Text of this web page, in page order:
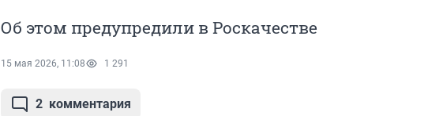
Об этом предупредили в Роскачестве
15 мая 2026, 11:08 1 291
2 комментария